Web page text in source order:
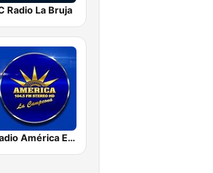
Radio La Bruja
Radio América Estereo